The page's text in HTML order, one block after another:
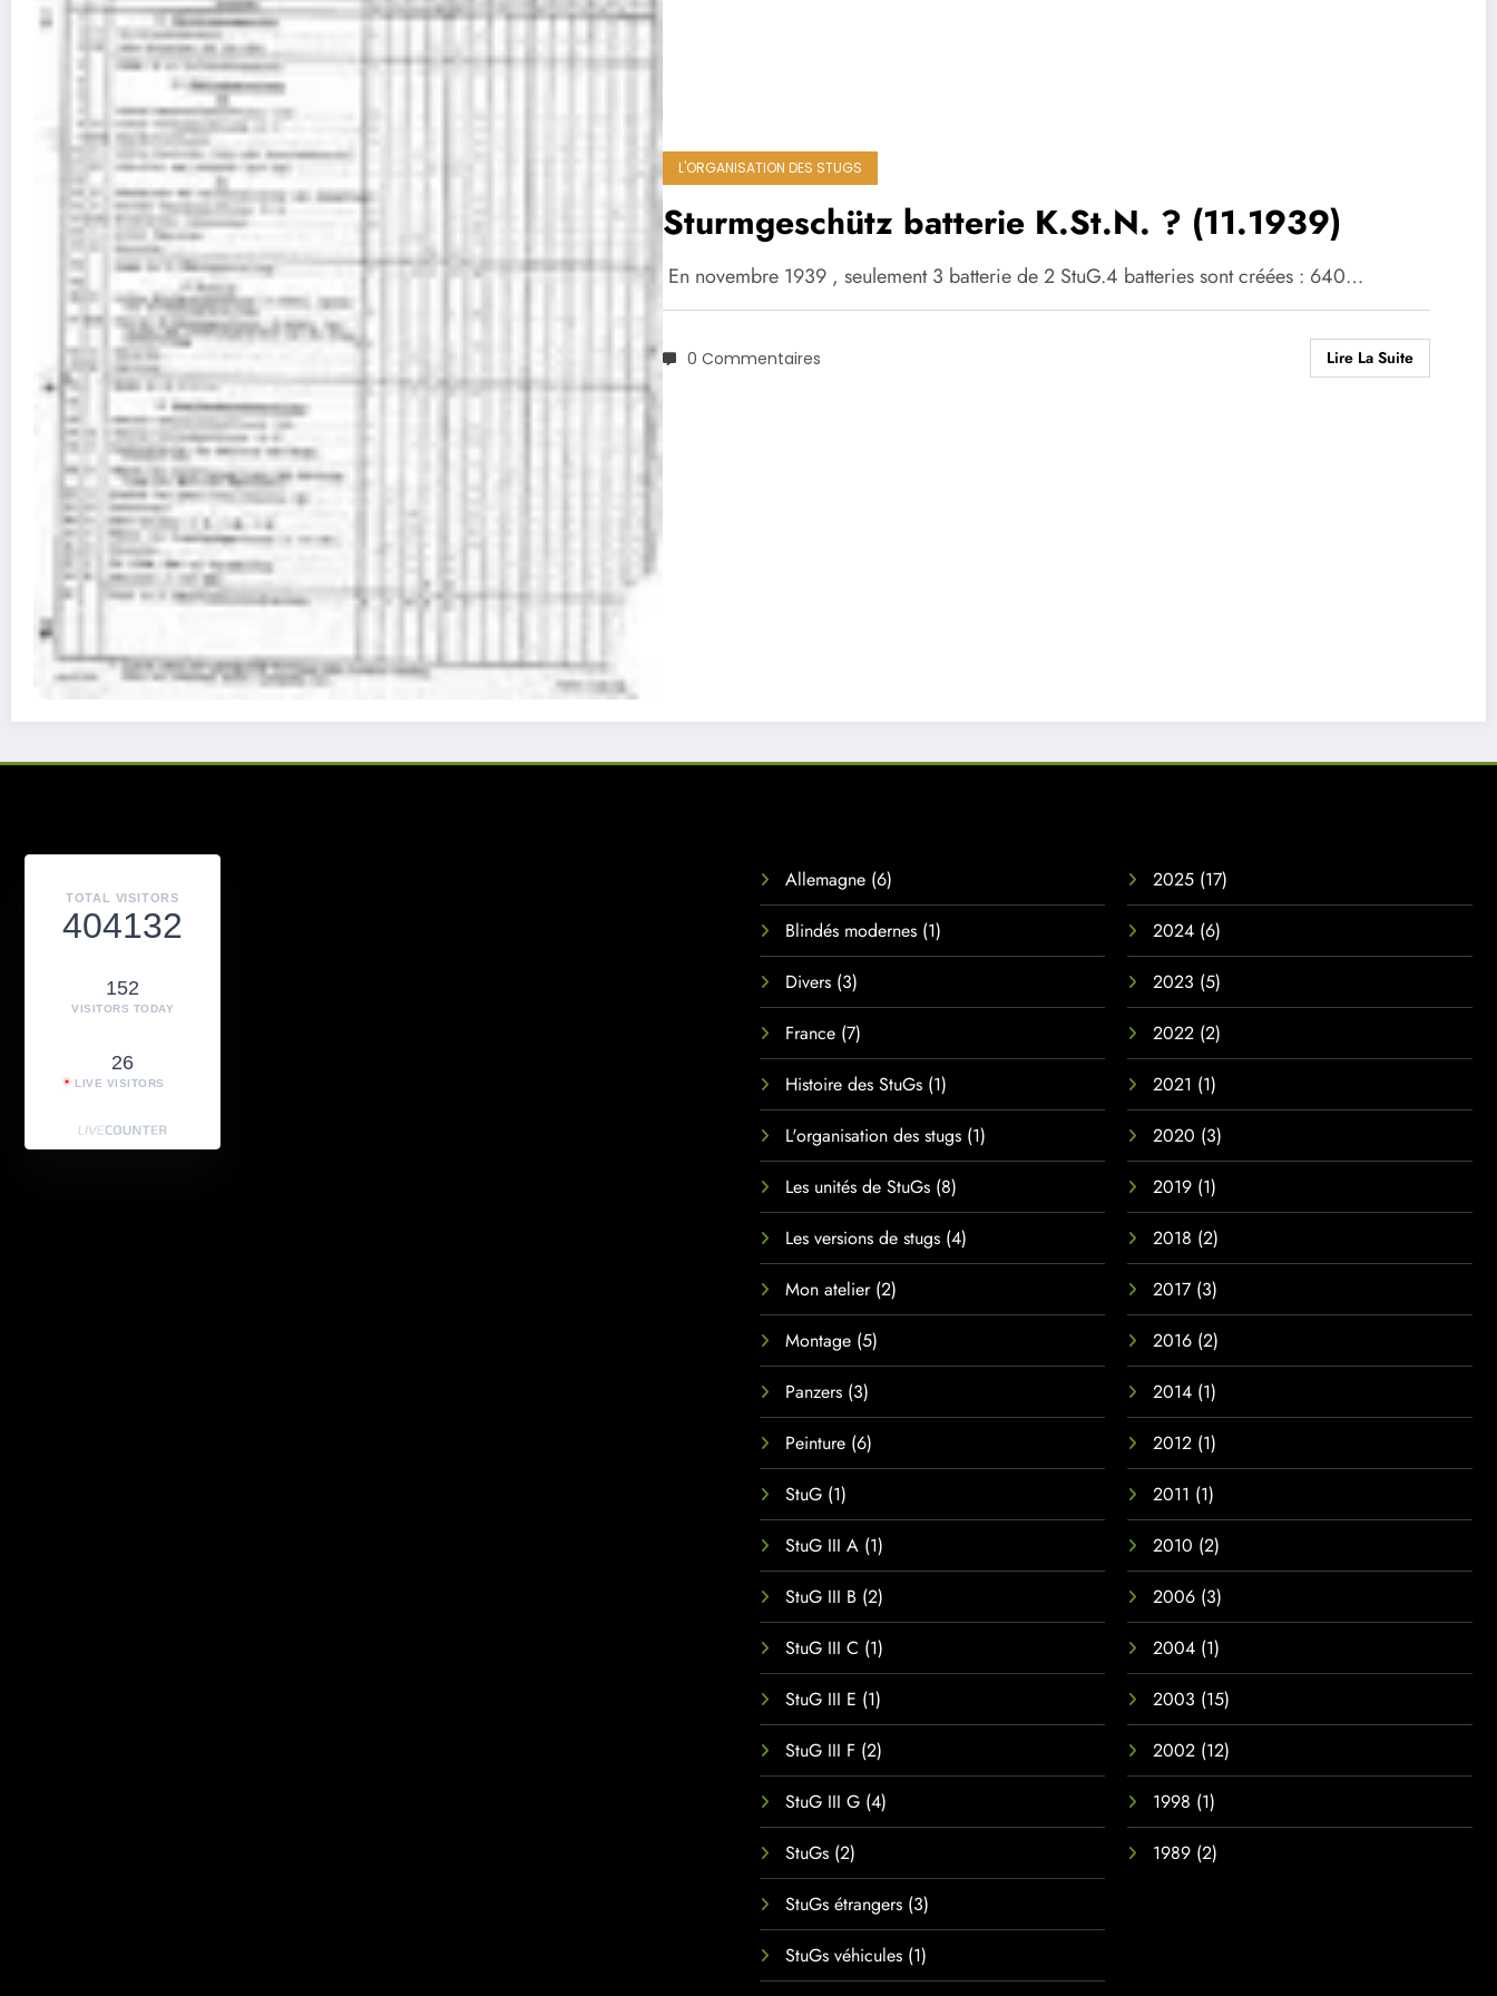
L'ORGANISATION DES STUGS
Sturmgeschütz batterie K.St.N. ? (11.1939)
En novembre 1939 , seulement 3 batterie de 2 StuG.4 batteries sont créées : 640…
0 Commentaires Lire La Suite
TOTAL VISITORS
404132
152
VISITORS TODAY
26
LIVE VISITORS
Allemagne (6)
Blindés modernes (1)
Divers (3)
France (7)
Histoire des StuGs (1)
L'organisation des stugs (1)
Les unités de StuGs (8)
Les versions de stugs (4)
Mon atelier(2)
Montage (5)
Panzers (3)
Peinture (6)
StuG (1)
StuG III A (1)
StuG III B (2)
StuG III C (1)
StuG III E (1)
StuG III F (2)
StuG III G (4)
StuGs (2)
StuGs étrangers (3)
StuGs véhicules (1)
2025 (17)
2024 (6)
2023 (5)
2022 (2)
2021 (1)
2020 (3)
2019 (1)
2018 (2)
2017 (3)
2016 (2)
2014 (1)
2012 (1)
2011 (1)
2010 (2)
2006 (3)
2004 (1)
2003 (15)
2002 (12)
1998 (1)
1989 (2)